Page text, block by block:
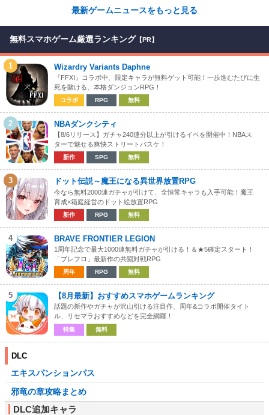
最新ゲームニュースをもっと見る
無料スマホゲーム厳選ランキング 【PR】
1 Wizardry Variants Daphne
『FFXI』コラボ中、限定キャラが無料ゲット可能！一歩進むたびに生
死を賭ける、本格ダンジョンRPG！
コラボ RPG 無料
2 NBAダンクシティ
【8/6リリース】ガチャ240連分以上が引けるイベを開催中！NBAス
ターで魅せる爽快ストリートバスケ！
新作 SPG 無料
3 ドット伝説～魔王になる異世界放置RPG
今なら無料2000連ガチャが引けて、全恒常キャラも入手可能！魔王
育成×箱庭経営のドット絵放置RPG
新作 RPG 無料
4 BRAVE FRONTIER LEGION
1周年記念で最大1000連無料ガチャが引ける！＆★5確定スタート！
「ブレフロ」最新作の共闘対戦RPG
周年 RPG 無料
5 【8月最新】おすすめスマホゲームランキング
話題の新作やガチャが沢山引ける注目作、周年&コラボ開催タイト
ル、リセマラおすすめなどを完全網羅！
特集 無料
DLC
エキスパンションパス
邪竜の章攻略まとめ
DLC追加キャラ